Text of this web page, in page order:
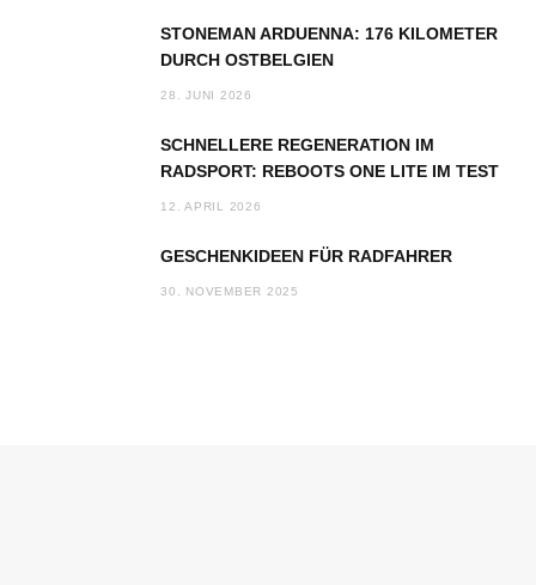
STONEMAN ARDUENNA: 176 KILOMETER
DURCH OSTBELGIEN
28. JUNI 2026
SCHNELLERE REGENERATION IM
RADSPORT: REBOOTS ONE LITE IM TEST
12. APRIL 2026
GESCHENKIDEEN FÜR RADFAHRER
30. NOVEMBER 2025